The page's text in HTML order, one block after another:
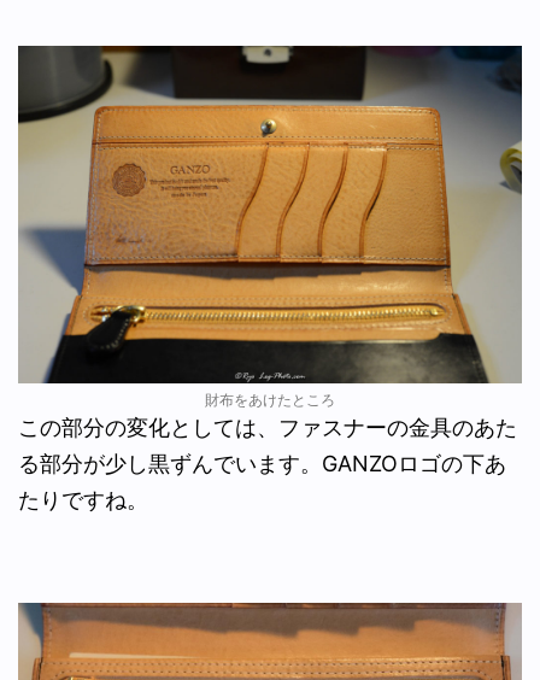
財布をあけたところ
この部分の変化としては、ファスナーの金具のあた
る部分が少し黒ずんでいます。GANZOロゴの下あ
たりですね。